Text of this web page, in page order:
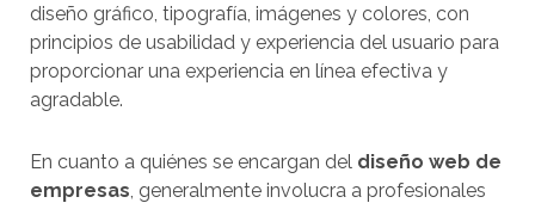
diseño gráfico, tipografía, imágenes y colores, con
principios de usabilidad y experiencia del usuario para
proporcionar una experiencia en línea efectiva y
agradable.
En cuanto a quiénes se encargan del diseño web de
empresas, generalmente involucra a profesionales